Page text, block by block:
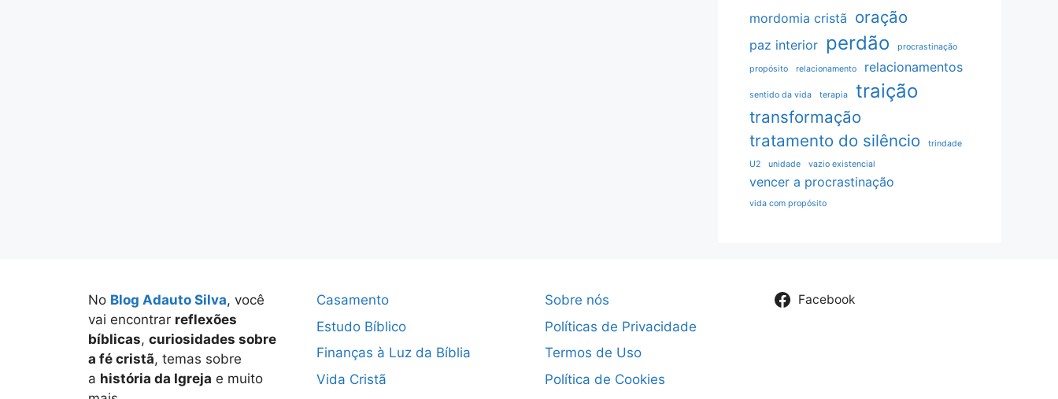
mordomia cristã oração
paz interior perdão procrastinação
propósito relacionamento relacionamentos
sentido da vida terapia traição
transformação
tratamento do silêncio
trindade
U2
unidade vazio existencial
vencer a procrastinação
vida com propósito
No Blog Adauto Silva, você
vai encontrar reflexões
bíblicas, curiosidades sobre
a fé cristã, temas sobre
a história da Igreja e muito
Casamento
Estudo Bíblico
Finanças à Luz da Bíblia
Vida Cristã
Sobre nós
Políticas de Privacidade
Termos de Uso
Política de Cookies
Facebook